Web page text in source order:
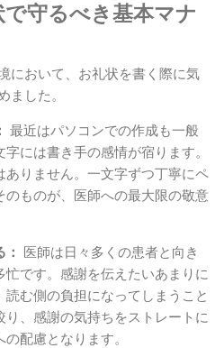
守るべき基本マナ
において、お礼状を書く際に気
ました。
最近はパソコンでの作成も一般
には書き手の感情が宿ります。
ありません。一文字ずつ丁寧にペ
のものが、医師への最大限の敬意
医師は日々多くの患者と向き
です。感謝を伝えたいあまりに
む側の負担になってしまうこと
り、感謝の気持ちをストレートに
配慮となります。